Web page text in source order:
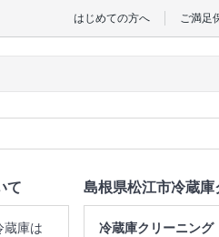
はじめての方へ ご満足
て
蔵庫は
島根県松江市冷蔵
冷蔵庫クリーニング